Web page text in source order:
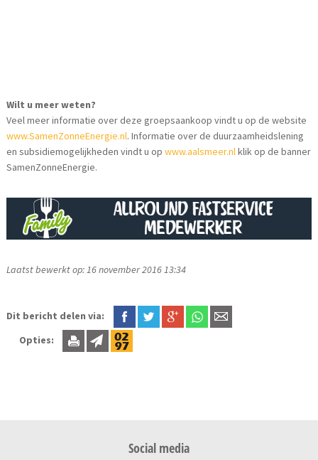
Wilt u meer weten?
Veel meer informatie over deze groepsaankoop vindt u op de website
www.SamenZonneEnergie.nl. Informatie over de duurzaamheidslening
en subsidiemogelijkheden vindt u opwww.aalsmeer.nlklik op de banner
SamenZonneEnergie.
Laatst bewerkt op: 16 november 2016 13:34
Dit bericht delen via:
Opties:
Social media